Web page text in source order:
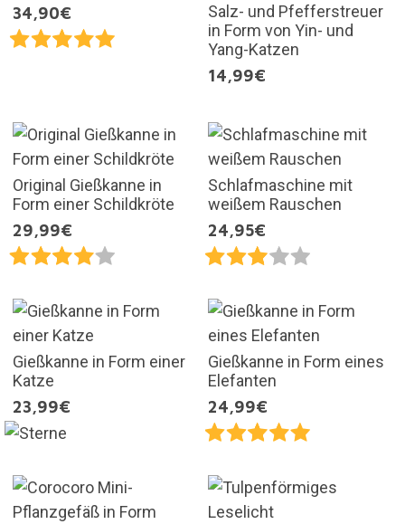
34,90€
Salz- und Pfefferstreuer
in Form von Yin- und
Yang-Katzen
14,99€
Original Gießkanne in
Form einer Schildkröte
29,99€
Schlafmaschine mit
weißem Rauschen
24,95€
Gießkanne in Form einer
Katze
23,99€
Gießkanne in Form eines
Elefanten
24,99€